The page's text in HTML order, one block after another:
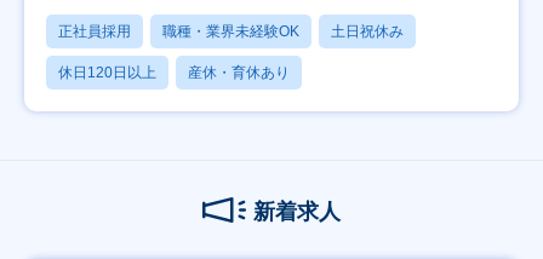
正社員採用 職種・業界未経験OK 土日祝休み
休日120日以上 産休・育休あり
新着求人